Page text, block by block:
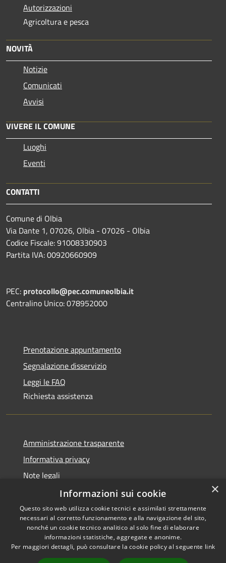
Autorizzazioni
Agricoltura e pesca
NOVITÀ
Notizie
Comunicati
Avvisi
VIVERE IL COMUNE
Luoghi
Eventi
CONTATTI
Comune di Olbia
Via Dante 1, 07026, Olbia - 07026 - Olbia
Codice Fiscale: 91008330903
Partita IVA: 00920660909
PEC: protocollo@pec.comuneolbia.it
Centralino Unico: 078952000
Prenotazione appuntamento
Segnalazione disservizio
Leggi le FAQ
Richiesta assistenza
Amministrazione trasparente
Informativa privacy
Note legali
Dichiarazione di accessibilità
RSS
Accessibilità
Copyright © 2026 • Comune di
×
Informazioni sui cookie
Questo sito web utilizza cookie tecnici e assimilati strettamente
necessari al corretto funzionamento e alla navigazione del sito,
nonché un cookie tecnico analitico al solo fine di elaborare
informazioni statistiche, aggregate e anonime.
Per maggiori dettagli, può consultare la cookie policy al seguente link